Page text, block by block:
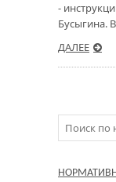
-
Бусыгина.
ДАЛЕЕ